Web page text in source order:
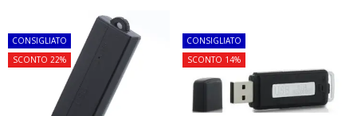
CONSIGLIATO
SCONTO 22%
CONSIGLIATO
SCONTO 14%